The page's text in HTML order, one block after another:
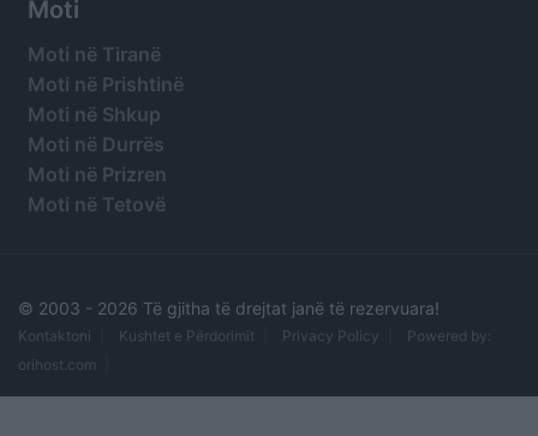
Moti
Moti në Tiranë
Moti në Prishtinë
Moti në Shkup
Moti në Durrës
Moti në Prizren
Moti në Tetovë
© 2003 - 2026 Të gjitha të drejtat janë të rezervuara!
Kontaktoni Kushtet e Përdorimit Privacy Policy
Powered by:
orihost.com